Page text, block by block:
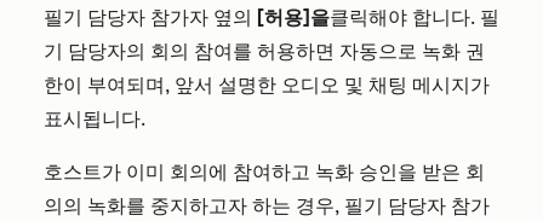
필기 담당자 참가자 옆의 [허용]을클릭해야 합니다. 필
기 담당자의 회의 참여를 허용하면 자동으로 녹화 권
한이 부여되며, 앞서 설명한 오디오 및 채팅 메시지가
표시됩니다.
호스트가 이미 회의에 참여하고 녹화 승인을 받은 회
의의 녹화를 중지하고자 하는 경우, 필기 담당자 참가